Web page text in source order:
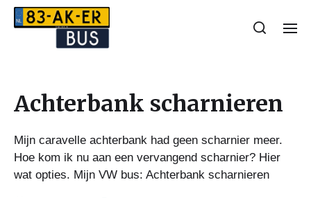
Achterbank scharnieren
Mijn caravelle achterbank had geen scharnier meer.
Hoe kom ik nu aan een vervangend scharnier? Hier
wat opties. Mijn VW bus: Achterbank scharnieren